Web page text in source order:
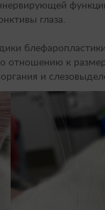
глаза.
отношению к
и